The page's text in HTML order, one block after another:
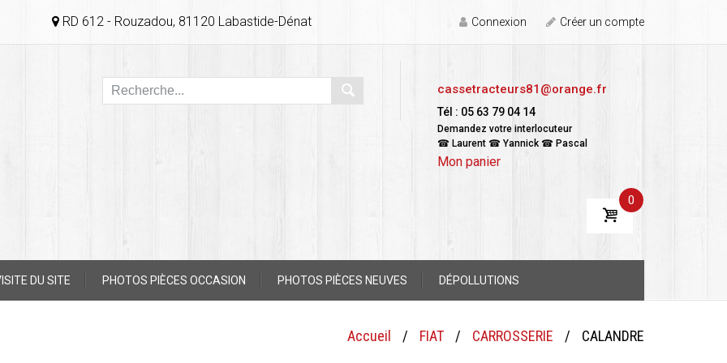
RD 612 - Rouzadou, 81120 Labastide-Dénat Connexion Créer un compte
cassetracteurs81@orange.fr
Tél : 05 63 79 04 14
Demandez votre interlocuteur
☎ Laurent ☎ Yannick ☎ Pascal
Mon panier
0
DU SITE PHOTOS PIÈCES OCCASION PHOTOS PIÈCES NEUVES DÉPOLLUTIONS
Accueil / FIAT / CARROSSERIE / CALANDRE